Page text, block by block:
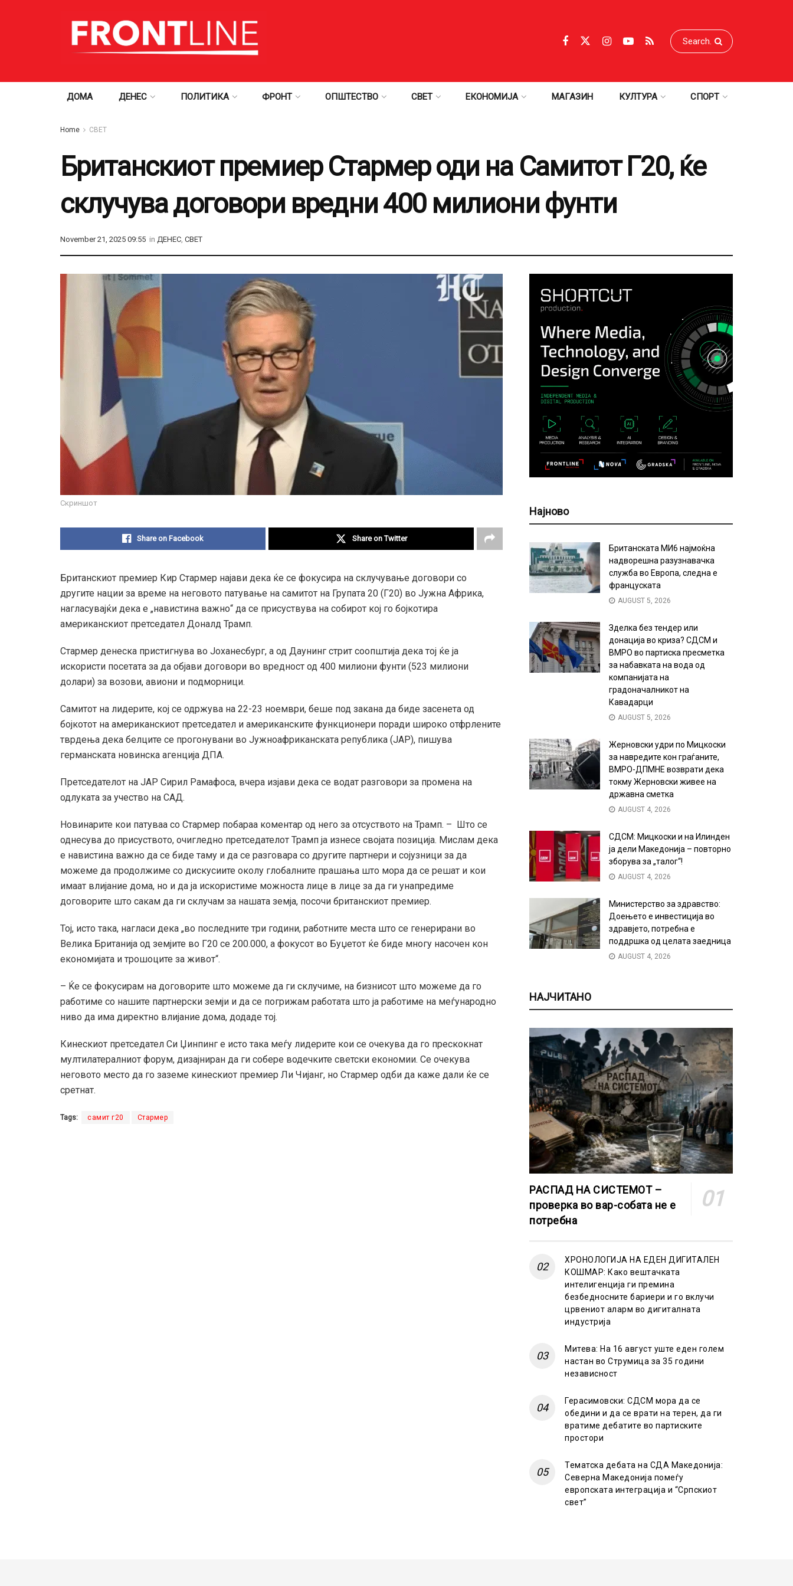
ДОМА ДЕНЕС ПОЛИТИКА ФРОНТ ОПШТЕСТВО СВЕТ ЕКОНОМИЈА МАГАЗИН КУЛТУРА СПОРТ
Home СВЕТ
Британскиот премиер Стармер оди на Самитот Г20, ќе
склучува договори вредни 400 милиони фунти
November 21, 2025 09:55 in ДЕНЕС, СВЕТ
Скриншот
Share on Facebook Share on Twitter
Британскиот премиер Кир Стармер најави дека ќе се фокусира на склучување договори со
другите нации за време на неговото патување на самитот на Групата 20 (Г20) во Јужна Африка,
нагласувајќи дека е „навистина важно“ да се присуствува на собирот кој го бојкотира
американскиот претседател Доналд Трамп.
Стармер денеска пристигнува во Јоханесбург, а од Даунинг стрит соопштија дека тој ќе ја
искористи посетата за да објави договори во вредност од 400 милиони фунти (523 милиони
долари) за возови, авиони и подморници.
Самитот на лидерите, кој се одржува на 22-23 ноември, беше под закана да биде засенета од
бојкотот на американскиот претседател и американските функционери поради широко отфрлените
тврдења дека белците се прогонувани во Јужноафриканската република (ЈАР), пишува
германската новинска агенција ДПА.
Претседателот на ЈАР Сирил Рамафоса, вчера изјави дека се водат разговори за промена на
одлуката за учество на САД.
Новинарите кои патуваа со Стармер побараа коментар од него за отсуството на Трамп. – Што се
однесува до присуството, очигледно претседателот Трамп ја изнесе својата позиција. Мислам дека
е навистина важно да се биде таму и да се разговара со другите партнери и сојузници за да
можеме да продолжиме со дискусиите околу глобалните прашања што мора да се решат и кои
имаат влијание дома, но и да ја искористиме можноста лице в лице за да ги унапредиме
договорите што сакам да ги склучам за нашата земја, посочи британскиот премиер.
Тој, исто така, нагласи дека „во последните три години, работните места што се генерирани во
Велика Британија од земјите во Г20 се 200.000, а фокусот во Буџетот ќе биде многу насочен кон
економијата и трошоците за живот“.
– Ќе се фокусирам на договорите што можеме да ги склучиме, на бизнисот што можеме да го
работиме со нашите партнерски земји и да се погрижам работата што ја работиме на меѓународно
ниво да има директно влијание дома, додаде тој.
Кинескиот претседател Си Џинпинг е исто така меѓу лидерите кои се очекува да го прескокнат
мултилатералниот форум, дизајниран да ги собере водечките светски економии. Се очекува
неговото место да го заземе кинескиот премиер Ли Чијанг, но Стармер одби да каже дали ќе се
сретнат.
Tags: самит г20 Стармер
Најново
Британската МИ6 најмоќна
надворешна разузнавачка
служба во Европа, следна е
француската
AUGUST 5, 2026
Зделка без тендер или
донација во криза? СДСМ и
ВМРО во партиска пресметка
за набавката на вода од
компанијата на
градоначалникот на
Кавадарци
AUGUST 5, 2026
Жерновски удри по Мицкоски
за навредите кон граѓаните,
ВМРО-ДПМНЕ возврати дека
токму Жерновски живее на
државна сметка
AUGUST 4, 2026
СДСМ: Мицкоски и на Илинден
ја дели Македонија – повторно
зборува за „талог“!
AUGUST 4, 2026
Министерство за здравство:
Доењето е инвестиција во
здравјето, потребна е
поддршка од целата заедница
AUGUST 4, 2026
НАЈЧИТАНО
РАСПАД НА СИСТЕМОТ –
проверка во вар-собата не е
потребна
ХРОНОЛОГИЈА НА ЕДЕН ДИГИТАЛЕН
КОШМАР: Како вештачката
интелигенција ги премина
безбедносните бариери и го вклучи
црвениот аларм во дигиталната
индустрија
Митева: На 16 август уште еден голем
настан во Струмица за 35 години
независност
Герасимовски: СДСМ мора да се
обедини и да се врати на терен, да ги
вратиме дебатите во партиските
простори
Тематска дебата на СДА Македонија:
Северна Македонија помеѓу
европската интеграција и “Српскиот
свет”